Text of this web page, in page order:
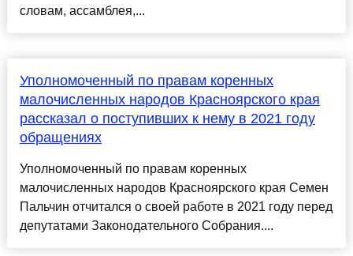
словам, ассамблея,...
Уполномоченный по правам коренных
малочисленных народов Красноярского края
рассказал о поступивших к нему в 2021 году
обращениях
Уполномоченный по правам коренных
малочисленных народов Красноярского края Семен
Пальчин отчитался о своей работе в 2021 году перед
депутатами Законодательного Собрания....